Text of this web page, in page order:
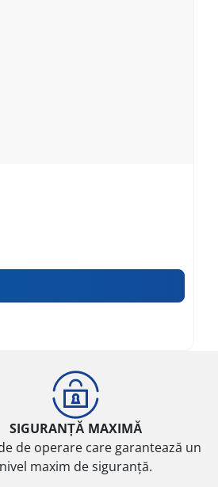
SIGURANȚĂ MAXIMĂ
de operare care garantează un
nivel maxim de siguranță.